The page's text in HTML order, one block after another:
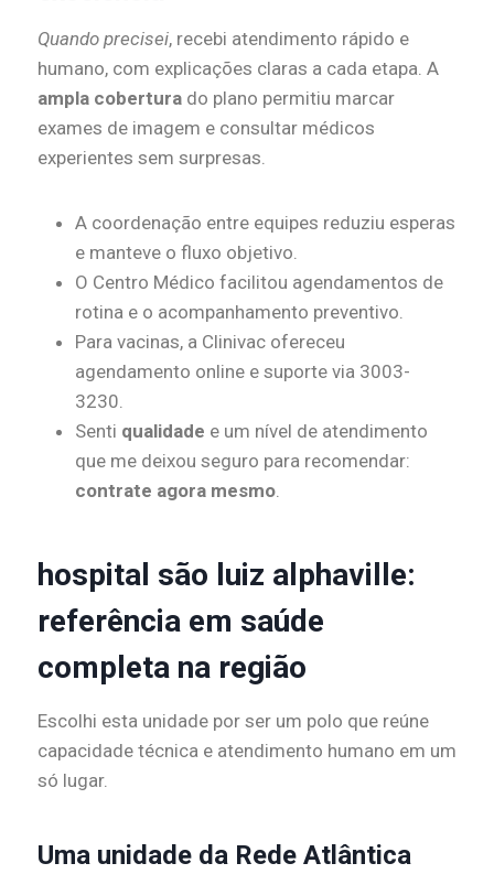
Quando precisei, recebi atendimento rápido e
humano, com explicações claras a cada etapa. A
ampla cobertura do plano permitiu marcar
exames de imagem e consultar médicos
experientes sem surpresas.
A coordenação entre equipes reduziu esperas
e manteve o fluxo objetivo.
O Centro Médico facilitou agendamentos de
rotina e o acompanhamento preventivo.
Para vacinas, a Clinivac ofereceu
agendamento online e suporte via 3003-
3230.
Senti qualidade e um nível de atendimento
que me deixou seguro para recomendar:
contrate agora mesmo
hospital são luiz alphaville:
referência em saúde
completa na região
Escolhi esta unidade por ser um polo que reúne
capacidade técnica e atendimento humano em um
só lugar.
Uma unidade da Rede Atlântica